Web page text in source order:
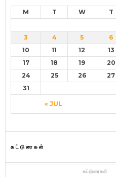
M T W T
« JUL
3
4 5 6
10
11 12 13
17
18 19 20
24
25 26 27
31
கட்டுரைகள்
கட்டுரைகள்